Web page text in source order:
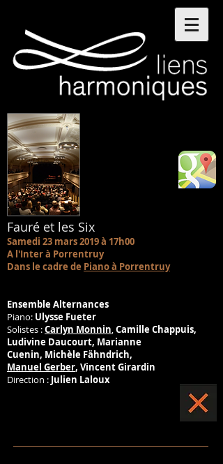
Fauré et les Six
Samedi 23 mars 2019 à 17h00
A l'Inter à Porrentruy
Dans le cadre de Piano à Porrentruy
Ensemble Alternances
Piano: Ulysse Fueter
Solistes :Carlyn Monnin,Camille Chappuis,
Ludivine Daucourt, Marianne
Cuenin, Michèle Fähndrich,
Manuel Gerber, Vincent Girardin
Direction : Julien Laloux